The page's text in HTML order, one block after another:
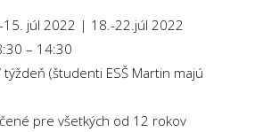
15. júl 2022 | 18.-22.júl 2022
– 14:30
(študenti ESŠ Martin majú
pre všetkých od 12 rokov